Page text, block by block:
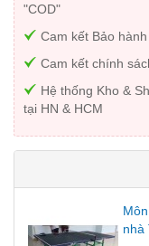
"COD"
Cam kết Bảo
Cam kết chính
Hệ thống Kho &
tại HN & HCM
nhà